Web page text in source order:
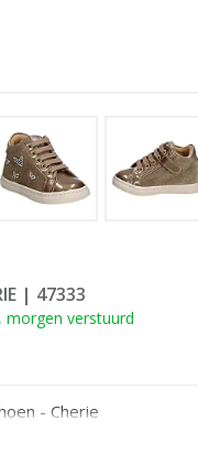
| 47333
morgen verstuurd
- Cherie